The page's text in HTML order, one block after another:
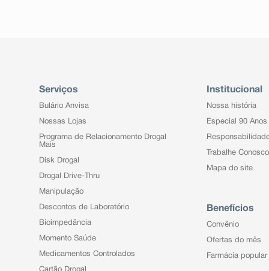
Serviços
Bulário Anvisa
Nossas Lojas
Programa de Relacionamento Drogal
Mais
Disk Drogal
Drogal Drive-Thru
Manipulação
Descontos de Laboratório
Bioimpedância
Momento Saúde
Medicamentos Controlados
Cartão Drogal
Institucional
Nossa história
Especial 90 Anos
Trabalhe Conosco
Mapa do site
Benefícios
Convênio
Ofertas do mês
Farmácia popular